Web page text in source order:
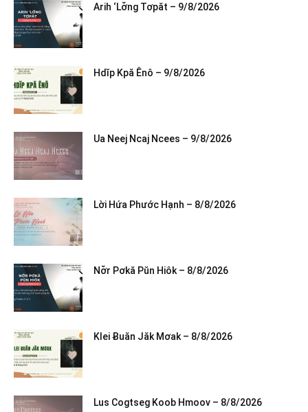
Arih ‘Lơ̆ng Tơpăt – 9/8/2026
Hdĭp Kpă Ênô – 9/8/2026
Ua Neej Ncaj Ncees – 9/8/2026
Lời Hứa Phước Hạnh – 8/8/2026
Nơ̆r Pơkă Pŭn Hiôk – 8/8/2026
Klei Ƀuăn Jăk Mơak – 8/8/2026
Lus Cogtseg Koob Hmoov – 8/8/2026